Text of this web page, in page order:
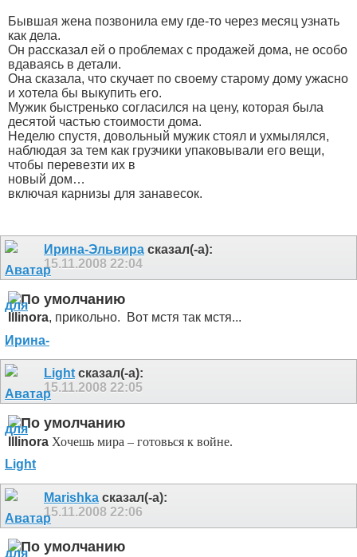
Бывшая жена позвонила ему где-то через месяц узнать
как дела.
Он рассказал ей о проблемах с продажей дома, не особо
вдаваясь в детали.
Она сказала, что скучает по своему старому дому ужасно
и хотела бы выкупить его.
Мужик быстренько согласился на цену, которая была
десятой частью стоимости дома.
Hеделю спустя, довольный мужик стоял и ухмылялся,
наблюдая за тем как грузчики упаковывали его вещи,
чтобы перевезти их в
новый дом…
включая карнизы для занавесок.
Ирина-Эльвира сказал(-а):
15.11.2008 22:04
Illinora, прикольно. Вот мстя так мстя...
Light сказал(-а):
15.11.2008 22:05
Illinora Хочешь мира – готовься к войне.
Marishka сказал(-а):
15.11.2008 22:06